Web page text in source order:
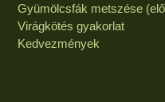
Gyümölcsfák metszése
Virágkötés gyakorlat
Kedvezmények